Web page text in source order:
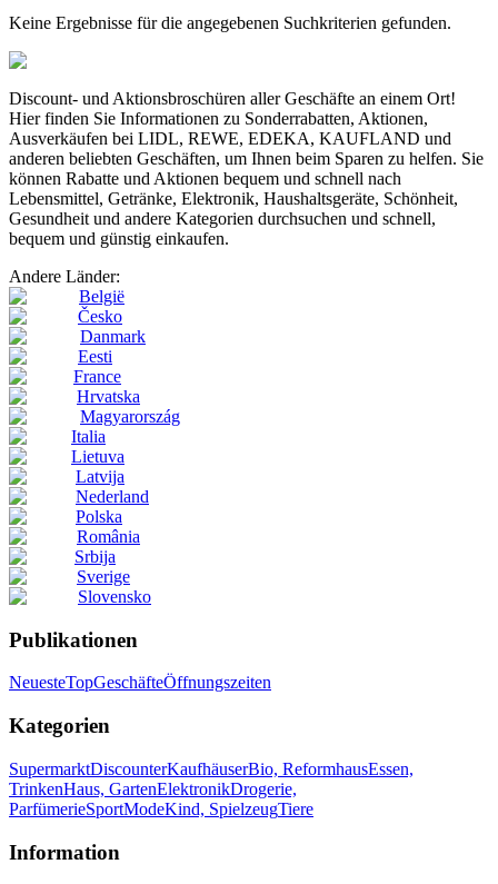
Keine Ergebnisse für die angegebenen Suchkriterien gefunden.
Discount- und Aktionsbroschüren aller Geschäfte an einem Ort!
Hier finden Sie Informationen zu Sonderrabatten, Aktionen,
Ausverkäufen bei LIDL, REWE, EDEKA, KAUFLAND und
anderen beliebten Geschäften, um Ihnen beim Sparen zu helfen. Sie
können Rabatte und Aktionen bequem und schnell nach
Lebensmittel, Getränke, Elektronik, Haushaltsgeräte, Schönheit,
Gesundheit und andere Kategorien durchsuchen und schnell,
bequem und günstig einkaufen.
Andere Länder:
België
Česko
Danmark
Eesti
France
Hrvatska
Magyarország
Italia
Lietuva
Latvija
Nederland
Polska
România
Srbija
Sverige
Slovensko
Publikationen
NeuesteTopGeschäfteÖffnungszeiten
Kategorien
SupermarktDiscounterKaufhäuserBio, ReformhausEssen,
TrinkenHaus, GartenElektronikDrogerie,
ParfümerieSportModeKind, SpielzeugTiere
Information